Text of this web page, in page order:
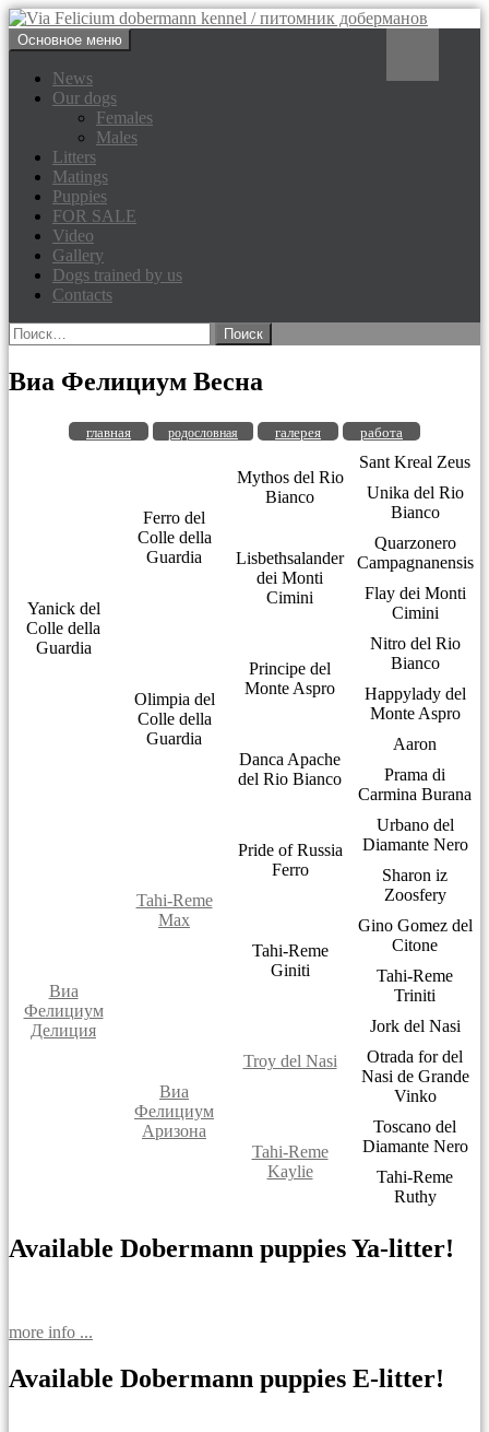
Via Felicium dobermann
kennel / питомник доберманов
Основное меню
к
News
Our dogs
Females
Males
Litters
Matings
Puppies
FOR SALE
Video
Gallery
Dogs trained by us
Contacts
Найти:
Виа Фелициум Весна
главная родословная галерея работа
Yanick del
Colle della
Guardia
Ferro del
Colle della
Guardia
Mythos del Rio
Bianco
Sant Kreal Zeus
Unika del Rio
Bianco
Lisbethsalander
dei Monti
Cimini
Quarzonero
Campagnanensis
Flay dei Monti
Cimini
Olimpia del
Colle della
Guardia
Principe del
Monte Aspro
Nitro del Rio
Bianco
Happylady del
Monte Aspro
Danca Apache
del Rio Bianco
Aaron
Prama di
Carmina Burana
Виа
Фелициум
Делиция
Tahi-Reme
Max
Pride of Russia
Ferro
Urbano del
Diamante Nero
Sharon iz
Zoosfery
Tahi-Reme
Giniti
Gino Gomez del
Citone
Tahi-Reme
Triniti
Виа
Фелициум
Аризона
Troy del Nasi
Jork del Nasi
Otrada for del
Nasi de Grande
Vinko
Tahi-Reme
Kaylie
Toscano del
Diamante Nero
Tahi-Reme
Ruthy
Available Dobermann puppies Ya-litter!
more info ...
Available Dobermann puppies E-litter!